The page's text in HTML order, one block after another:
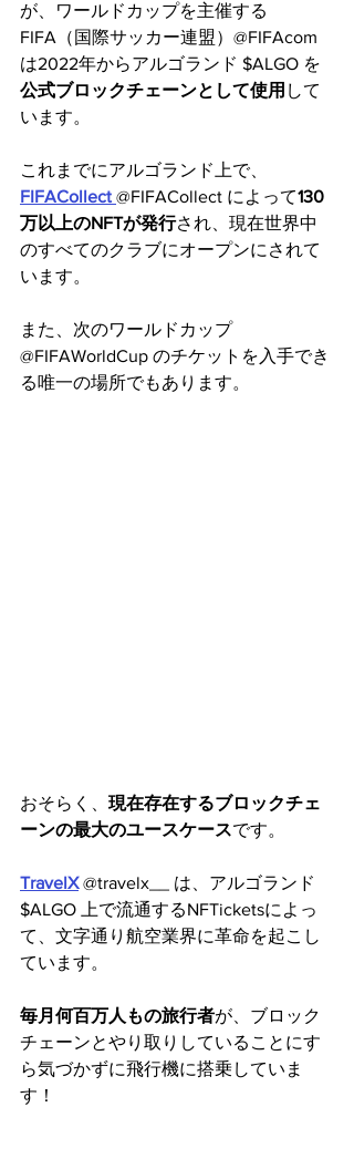
が、ワールドカップを主催する
FIFA（国際サッカー連盟）@FIFAcom
は2022年からアルゴランド $ALGO を
公式ブロックチェーンとして使用 して
います。
これまでにアルゴランド上で、
FIFACollect @FIFACollect によって130
万以上のNFTが発行され、現在世界中
のすべてのクラブにオープンにされて
います。
また、次のワールドカップ
@FIFAWorldCup のチケットを入手でき
る唯一の場所でもあります。
おそらく、 現在存在するブロックチェ
ーンの最大のユースケースです。
TravelX @travelx__ は、アルゴランド
$ALGO 上で流通するNFTicketsによっ
て、文字通り航空業界に革命を起こし
ています。
毎月何百万人もの旅行者が、ブロック
チェーンとやり取りしていることにす
ら気づかずに飛行機に搭乗していま
す！